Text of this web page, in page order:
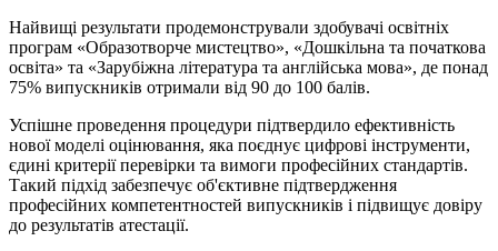
Найвищі результати продемонстрували здобувачі освітніх
програм «Образотворче мистецтво», «Дошкільна та початкова
освіта» та «Зарубіжна література та англійська мова», де понад
75% випускників отримали від 90 до 100 балів.
Успішне проведення процедури підтвердило ефективність
нової моделі оцінювання, яка поєднує цифрові інструменти,
єдині критерії перевірки та вимоги професійних стандартів.
Такий підхід забезпечує об'єктивне підтвердження
професійних компетентностей випускників і підвищує довіру
до результатів атестації.